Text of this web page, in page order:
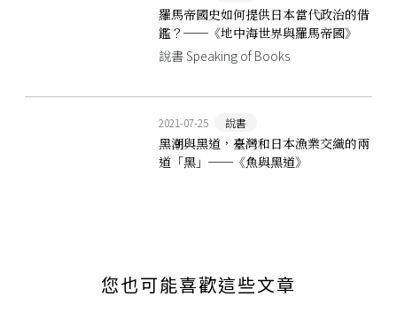
羅馬帝國史如何提供日本當代政治的借
鑑？──《地中海世界與羅馬帝國》
說書 Speaking of Books
2021-07-25 說書
黑潮與黑道，臺灣和日本漁業交織的兩
道「黑」──《魚與黑道》
您也可能喜歡這些文章